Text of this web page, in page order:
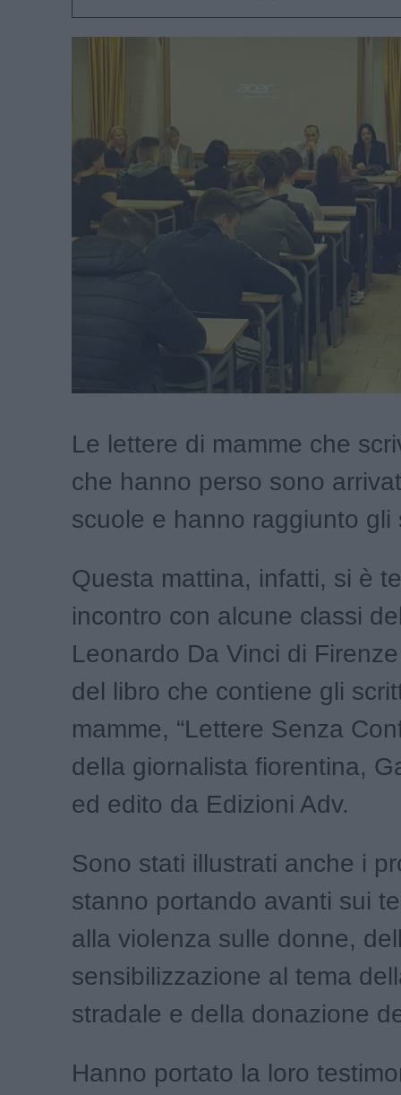
Le lettere di mamme che
che hanno perso sono
scuole e hanno raggiunto gli
Questa mattina, infatti, si è
incontro con alcune classi
Leonardo Da Vinci di
del libro che contiene gli
mamme, “Lettere Senza
della giornalista fiorentina,
ed edito da Edizioni Adv.
Sono stati illustrati anche i
stanno portando avanti sui
alla violenza sulle donne,
sensibilizzazione al tema
stradale e della donazione
Hanno portato la loro